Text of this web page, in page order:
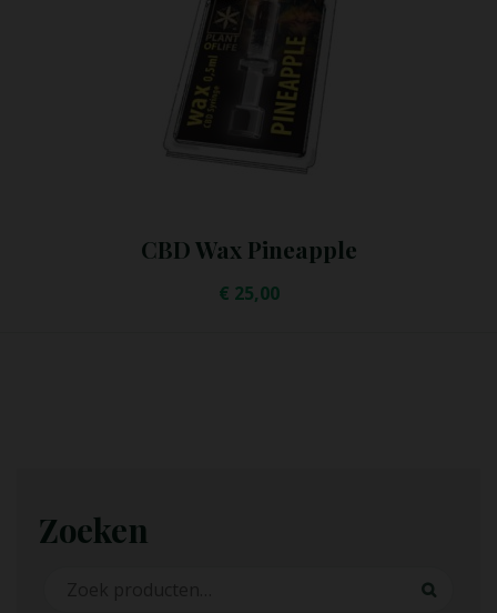
CBD Shatter Pineapple Express
Inhoud 93 mg, 465
Zoeken
Zoeken